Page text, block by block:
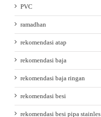
PVC
ramadhan
rekomendasi atap
rekomendasi baja
rekomendasi baja ringan
rekomendasi besi
rekomendasi besi pipa stainles